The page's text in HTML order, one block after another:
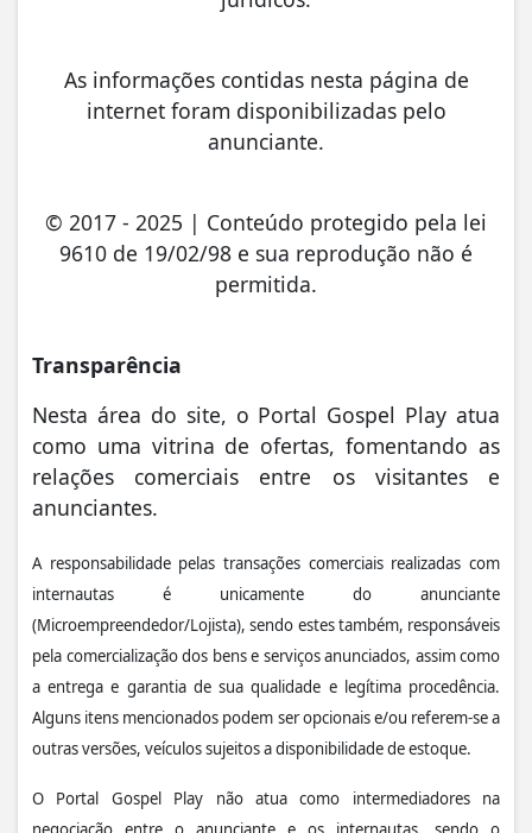
As informações contidas nesta página de
internet foram disponibilizadas pelo
anunciante.
© 2017 - 2025 | Conteúdo protegido pela lei
9610 de 19/02/98 e sua reprodução não é
permitida.
Transparência
Nesta área do site, o Portal Gospel Play atua
como uma vitrina de ofertas, fomentando as
relações comerciais entre os visitantes e
anunciantes.
A responsabilidade pelas transações comerciais realizadas com
internautas é unicamente do anunciante
(Microempreendedor/Lojista), sendo estes também, responsáveis
pela comercialização dos bens e serviços anunciados, assim como
a entrega e garantia de sua qualidade e legítima procedência.
Alguns itens mencionados podem ser opcionais e/ou referem-se a
outras versões, veículos sujeitos a disponibilidade de estoque.
O Portal Gospel Play não atua como intermediadores na